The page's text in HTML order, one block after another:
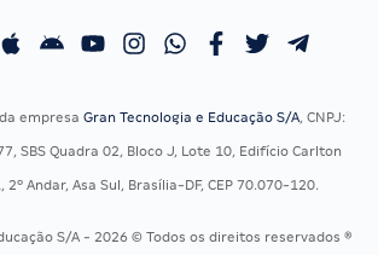
Calendário OAB
empresa Gran Tecnologia e Educação S/A, CNPJ:
SBS Quadra 02, Bloco J, Lote 10, Edifício Carlton
2º Andar, Asa Sul, Brasília-DF, CEP 70.070-120.
S/A - 2026 © Todos os direitos reservados ®